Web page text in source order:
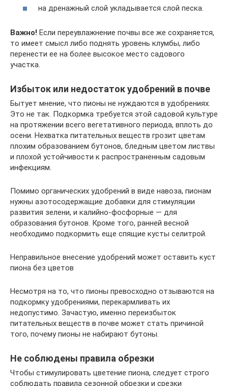
на дренажный слой укладывается слой песка.
Важно! Если переувлажнение почвы все же сохраняется,
то имеет смысл либо поднять уровень клумбы, либо
перенести ее на более высокое место садового
участка.
Избыток или недостаток удобрений в почве
Бытует мнение, что пионы не нуждаются в удобрениях.
Это не так. Подкормка требуется этой садовой культуре
на протяжении всего вегетативного периода, вплоть до
осени. Нехватка питательных веществ грозит цветам
плохим образованием бутонов, бледным цветом листвы
и плохой устойчивости к распространенным садовым
инфекциям.
Помимо органических удобрений в виде навоза, пионам
нужны азотосодержащие добавки для стимуляции
развития зелени, и калийно-фосфорные — для
образования бутонов. Кроме того, ранней весной
необходимо подкормить еще спящие кусты селитрой.
Неправильное внесение удобрений может оставить куст
пиона без цветов
Несмотря на то, что пионы превосходно отзываются на
подкормку удобрениями, перекармливать их
недопустимо. Зачастую, именно переизбыток
питательных веществ в почве может стать причиной
того, почему пионы не набирают бутоны.
Не соблюдены правила обрезки
Чтобы стимулировать цветение пиона, следует строго
соблюдать правила сезонной обрезки и срезки